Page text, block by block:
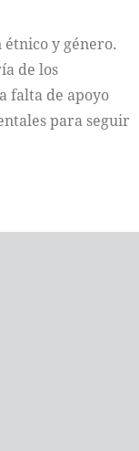
y género.
de los
falta de apoyo
para seguir